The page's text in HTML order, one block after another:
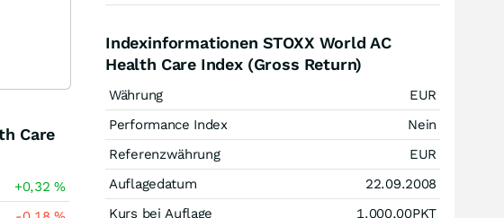
Care
+0,32%
Indexinformationen STOXX World AC
Health Care Index (Gross Return)
Währung
EUR
Performance Index
Nein
Referenzwährung
EUR
Auflagedatum
22.09.2008
Kurs bei Auflage
1.000,00PKT